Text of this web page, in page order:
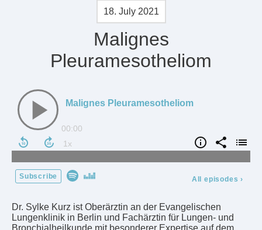
18. July 2021
Malignes
Pleuramesotheliom
Malignes Pleuramesotheliom
00:00
Subscribe All episodes ›
Dr. Sylke Kurz ist Oberärztin an der Evangelischen
Lungenklinik in Berlin und Fachärztin für Lungen- und
Bronchialheilkunde mit besonderer Expertise auf dem